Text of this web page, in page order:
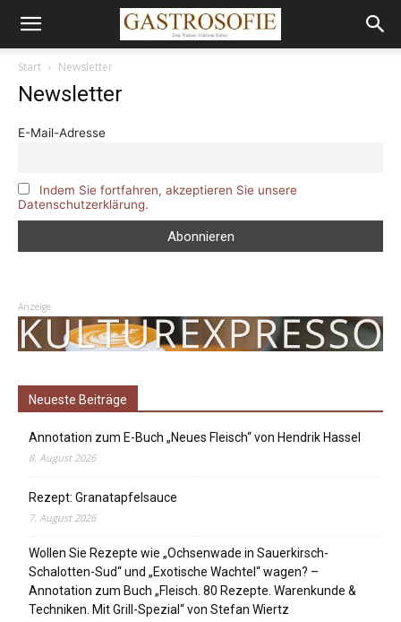
Start Newsletter
Newsletter
E-Mail-Adresse
Indem Sie fortfahren, akzeptieren Sie unsere
Datenschutzerklärung.
Anzeige
Neueste Beiträge
Annotation zum E-Buch „Neues Fleisch“ von Hendrik Hassel
8. August 2026
Rezept: Granatapfelsauce
7. August 2026
Wollen Sie Rezepte wie „Ochsenwade in Sauerkirsch-
Schalotten-Sud“ und „Exotische Wachtel“ wagen? –
Annotation zum Buch „Fleisch. 80 Rezepte. Warenkunde &
Techniken. Mit Grill-Spezial“ von Stefan Wiertz